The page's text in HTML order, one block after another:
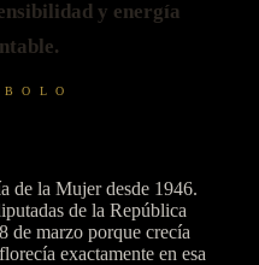
y energía
O L O
de la Mujer desde 1946.
de la República
de marzo porque crecía
exactamente en esa